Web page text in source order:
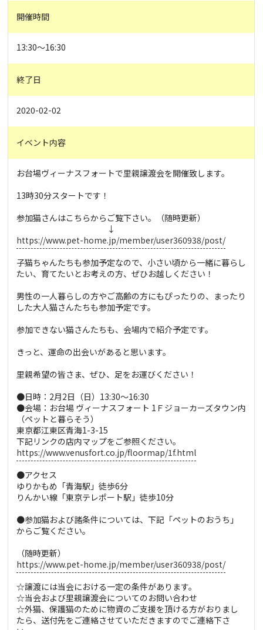
開催時間
13:30〜16:30
終了日
2020-02-02
イベント内容
お台場ヴィーナスフォートで里親譲渡会を開催致します。
13時30分スタートです！
参加猫さんはこちらからご覧下さい。（随時更新）
↓
https://www.pet-home.jp/member/user360938/post/
子猫ちゃんたちも参加予定なので、小さい頃から一緒に暮らし
たい、育てたいとお考えの方、ぜひお越しください！
男性の一人暮らしの方やご高齢の方にもぴったりの、まったり
した大人猫さんたちも参加予定です。
参加できない猫さんたちも、会場内で紹介予定です。
きっと、運命の出会いがあると思います。
里親希望の皆さま、ぜひ、足をお運びください！
●日時：2月2日（日）13:30～16:30
●会場：お台場 ヴィーナスフォート 1Ｆジョーカーズタウン内
（ペットと暮らそう）
東京都江東区青海1-3-15
下記リンクの店内マップをご参照ください。
https://www.venusfort.co.jp/floormap/1f.html
●アクセス
ゆりかもめ「青海駅」徒歩6分
りんかい線「東京テレポート駅」徒歩10分
●参加猫および諸条件については、下記「ペットのおうち」
からご覧ください。
（随時更新）
https://www.pet-home.jp/member/user360938/post/
☆譲渡には当会における一定の条件があります。
☆当会および里親譲渡会についてのお問い合わせ
☆外猫、保護猫のために物資のご支援を頂ける方がおりまし
たら、送付先をご連絡させていただきますのでご連絡下さ